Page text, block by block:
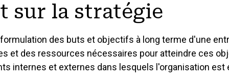
1.6 Gouvernance
sur la stratégie
des buts et objectifs à long terme d'une
et des ressources nécessaires pour atteindre ces
internes et externes dans lesquels l'organisation est